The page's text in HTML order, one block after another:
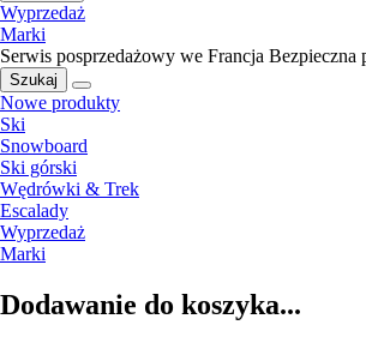
Wyprzedaż
Marki
Serwis posprzedażowy we Francja Bezpieczna
Szukaj
Nowe produkty
Ski
Snowboard
Ski górski
Wędrówki & Trek
Escalady
Wyprzedaż
Marki
Dodawanie do koszyka...